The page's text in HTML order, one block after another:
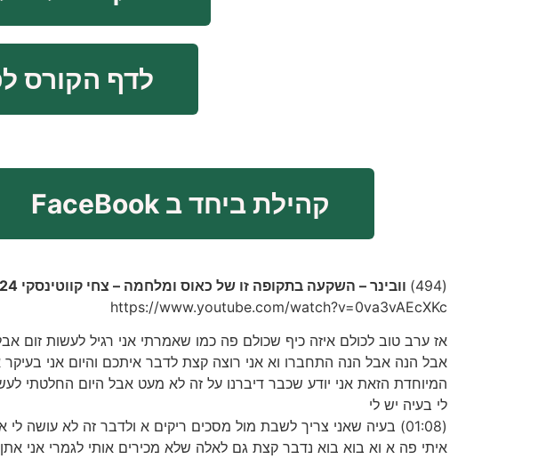
לדף הקורס
קהילת ביחד ב FaceBook
(494) וובינר – השקעה בתקופה זו של כאוס ומלחמה – צחי קווטינסקי 21.8.24 – YouTube –
https://www.youtube.com/watch?v=0va3vAEcXKc
אז ערב טוב לכולם איזה כיף שכולם פה כמו שאמרתי אני רגיל לעשות זום
אבל הנה אבל הנה התחברו וא אני רוצה קצת לדבר איתכם והיום אני
המיוחדת הזאת אני יודע שכבר דיברנו על זה לא מעט אבל היום החלטתי
לי בעיה יש לי
(01:08) בעיה שאני צריך לשבת מול מסכים ריקים א ולדבר זה לא
איתי פה א וא בוא בוא נדבר קצת גם לאלה שלא מכירים אותי לגמרי אני